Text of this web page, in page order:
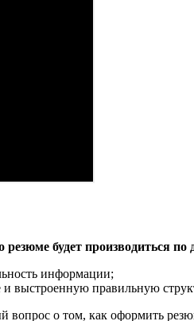
будет производиться
информации;
выстроенную правильную
вопрос о том, как оформить